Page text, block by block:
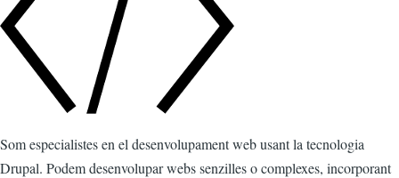
Som especialistes en el desenvolupament web usant la tecnologia
Drupal. Podem desenvolupar webs senzilles o complexes, incorporant